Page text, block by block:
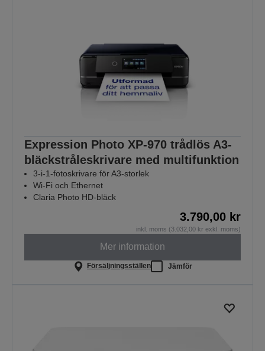
Expression Photo XP-970 trådlös A3-
bläckstråleskrivare med multifunktion
3-i-1-fotoskrivare för A3-storlek
Wi-Fi och Ethernet
Claria Photo HD-bläck
3.790,00 kr
inkl. moms (3.032,00 kr exkl. moms)
Mer information
Försäljningsställen Jämför